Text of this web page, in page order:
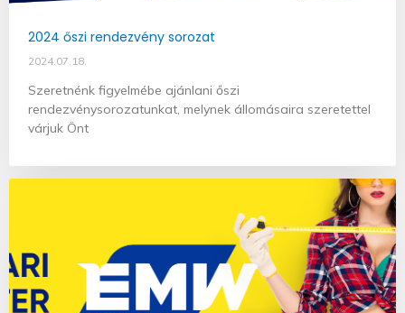
2024 őszi rendezvény sorozat
2024.07.18.
Szeretnénk figyelmébe ajánlani őszi
rendezvénysorozatunkat, melynek állomásaira szeretettel
várjuk Önt